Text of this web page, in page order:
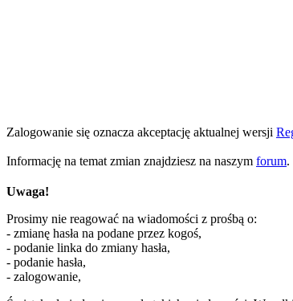
Zalogowanie się oznacza akceptację aktualnej wersji
Informację na temat zmian znajdziesz na naszym forum.
Uwaga!
Prosimy nie reagować na wiadomości z prośbą o:
- zmianę hasła na podane przez kogoś,
- podanie linka do zmiany hasła,
- podanie hasła,
- zalogowanie,